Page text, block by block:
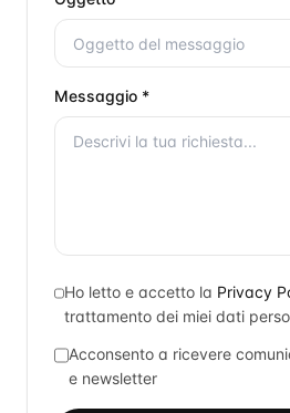
Messaggio *
Ho letto e accetto la Privacy
trattamento dei miei dati
Acconsento a ricevere
e newsletter